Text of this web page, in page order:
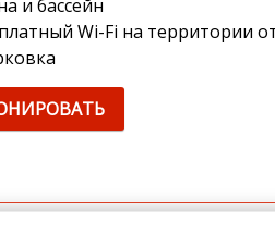
и бассейн
Wi-Fi на территории